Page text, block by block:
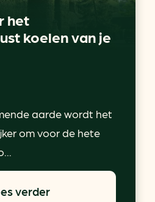
het
koelen van je
aarde wordt het
om voor de hete
verder